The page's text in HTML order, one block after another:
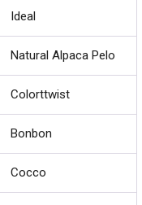
Ideal
Natural Alpaca Pelo
Colorttwist
Bonbon
Cocco